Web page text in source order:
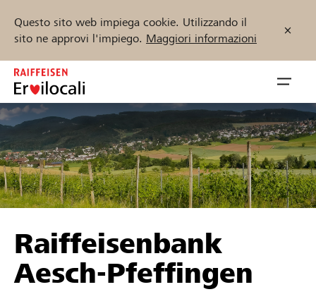
Questo sito web impiega cookie. Utilizzando il
sito ne approvi l'impiego. Maggiori informazioni
Zum
Inhalt
springen
öffnen
Sostenere
Aiuto & supporto
Trova progetti e organizzazioni
Inizia ora
Raiffeisenbank
Aesch-Pfeffingen